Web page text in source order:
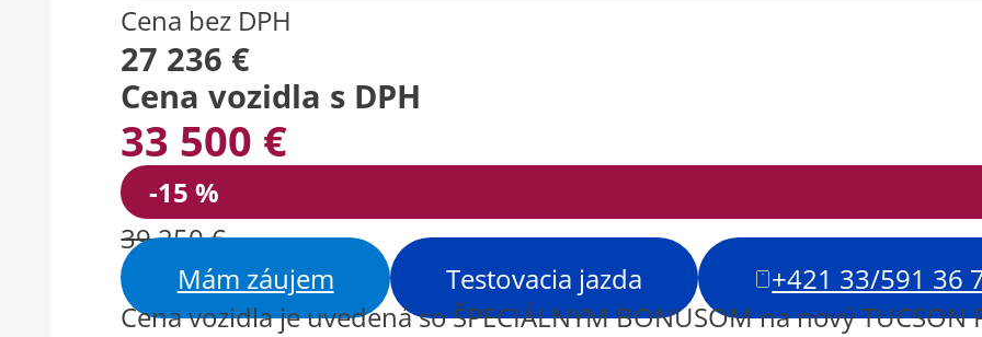
Cena bez DPH
27 236 €
Cena vozidla s DPH
33 500 €
-15 %
39 250 €
Mám záujem
Testovacia jazda
+421 33/591 36
Cena vozidla je uvedená so ŠPECIÁLNYM BONUSOM na nový